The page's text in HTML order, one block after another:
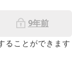
9年前
ることができます